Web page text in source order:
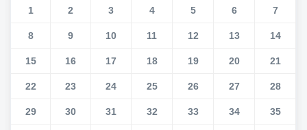
1 2 3 4 5 6 7
8 9 10 11 12 13 14
15 16 17 18 19 20 21
22 23 24 25 26 27 28
29 30 31 32 33 34 35